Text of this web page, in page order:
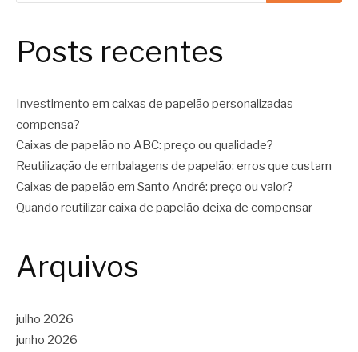
Posts recentes
Investimento em caixas de papelão personalizadas
compensa?
Caixas de papelão no ABC: preço ou qualidade?
Reutilização de embalagens de papelão: erros que custam
Caixas de papelão em Santo André: preço ou valor?
Quando reutilizar caixa de papelão deixa de compensar
Arquivos
julho 2026
junho 2026